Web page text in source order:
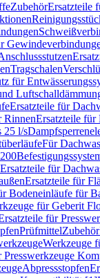
ZubehörErsatzteile
Tragschalen
für
Ersatzteile für
RinnenErsatzteile für
25 l/s
Für
Ersatzteile für
Ersatzteile für
Bodeneinläufe für
für Geberit
für
PrüfmittelZubehör
Werkzeuge
Presswerkzeuge
Abpressstopfen